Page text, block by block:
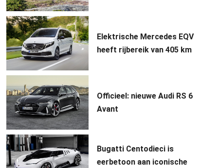
Elektrische Mercedes EQV
heeft rijbereik van 405 km
Officieel: nieuwe Audi RS 6
Avant
Bugatti Centodieci is
eerbetoon aan iconische